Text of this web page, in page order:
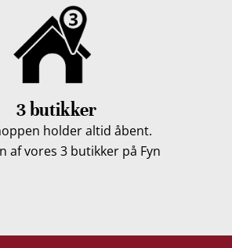
3 butikker
holder altid åbent.
af vores 3 butikker på Fyn